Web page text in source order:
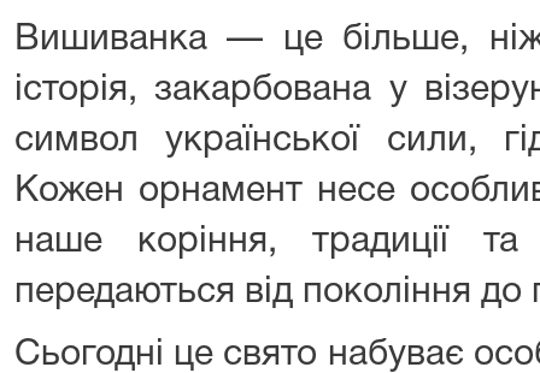
Вишиванка — це більше,
історія, закарбована у
символ української сили,
Кожен орнамент несе
наше коріння, традиції та
передаються від покоління до
Сьогодні це свято набуває